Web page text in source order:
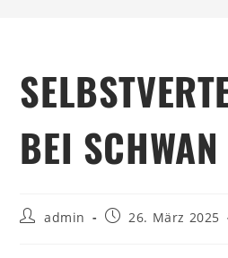
BEI
admin 26. März 2025